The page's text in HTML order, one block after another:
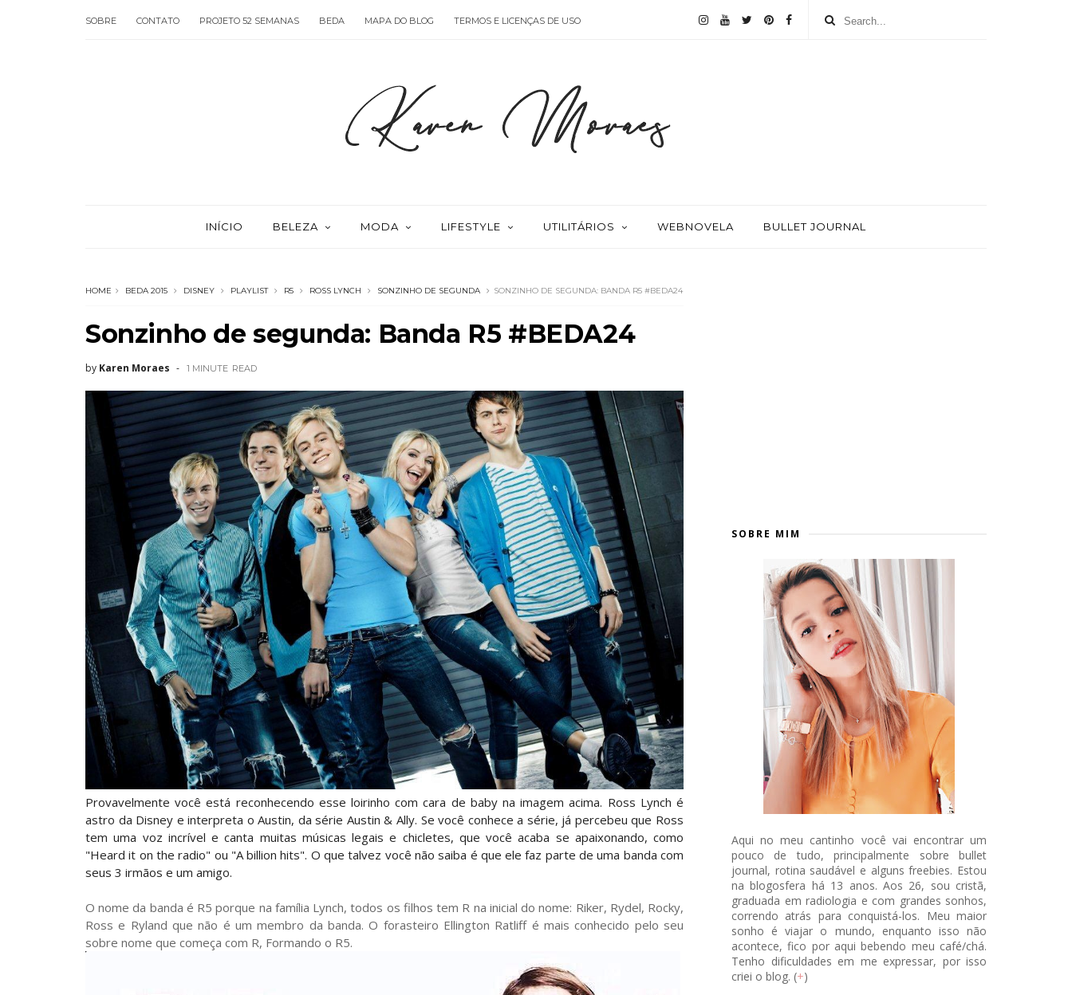
SOBRE CONTATO PROJETO 52 SEMANAS BEDA MAPA DO BLOG TERMOS E LICENÇAS DE USO
INÍCIO BELEZA MODA LIFESTYLE UTILITÁRIOS WEBNOVELA BULLET JOURNAL
HOME BEDA 2015 DISNEY PLAYLIST R5 ROSS LYNCH SONZINHO DE SEGUNDA SONZINHO DE SEGUNDA: BANDA R5 #BEDA24
Sonzinho de segunda: Banda R5 #BEDA24
by Karen Moraes 1 MINUTE READ
Provavelmente você está reconhecendo esse loirinho com cara de baby na imagem acima. Ross Lynch é
astro da Disney e interpreta o Austin, da série Austin & Ally. Se você conhece a série, já percebeu que Ross
tem uma voz incrível e canta muitas músicas legais e chicletes, que você acaba se apaixonando, como
"Heard it on the radio" ou "A billion hits". O que talvez você não saiba é que ele faz parte de uma banda com
seus 3 irmãos e um amigo.
O nome da banda é R5 porque na família Lynch, todos os filhos tem R na inicial do nome: Riker, Rydel, Rocky,
Ross e Ryland que não é um membro da banda. O forasteiro Ellington Ratliff é mais conhecido pelo seu
sobre nome que começa com R, Formando o R5.
SOBRE MIM
Aqui no meu cantinho você vai encontrar um
pouco de tudo, principalmente sobre bullet
journal, rotina saudável e alguns freebies. Estou
na blogosfera há 13 anos. Aos 26, sou cristã,
graduada em radiologia e com grandes sonhos,
correndo atrás para conquistá-los. Meu maior
sonho é viajar o mundo, enquanto isso não
acontece, fico por aqui bebendo meu café/chá.
Tenho dificuldades em me expressar, por isso
criei o blog. (+)